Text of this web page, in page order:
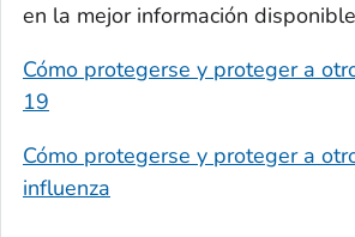
en la mejor información
Cómo protegerse y proteger a
19
Cómo protegerse y proteger a
influenza